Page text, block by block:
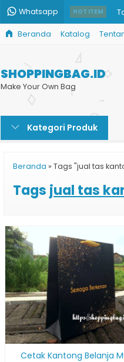
Whatsapp HOT ITEM
Beranda Katalog
SHOPPINGBAG.ID
Make Your Own Bag
Kategori Produk
Beranda » Tags "jual tas
Tags jual tas
Cetak Kantong Belanja